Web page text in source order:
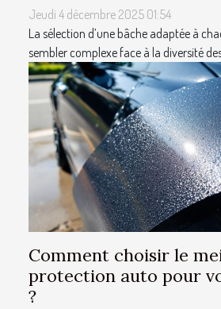
Jeudi 4 décembre 2025 01:54
La sélection d’une bâche adaptée à
sembler complexe face à la diversité
Comment choisir le
protection auto pour
?